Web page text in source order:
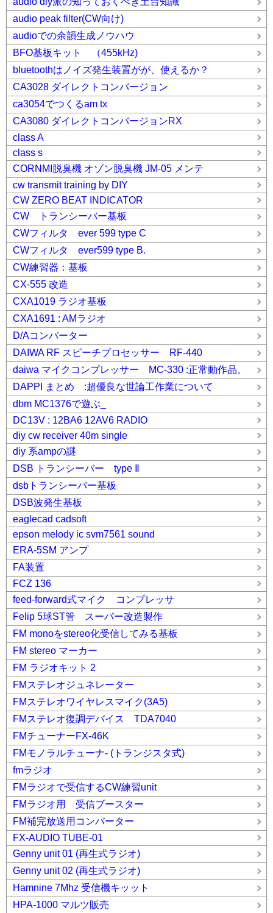
audio peak filter(CW向け)
audioでの余韻生成ノウハウ
BFO基板キット （455kHz)
bluetoothはノイズ発生装置がが、使えるか？
CA3028 ダイレクトコンバージョン
ca3054でつくるam tx
CA3080 ダイレクトコンバージョンRX
class A
class s
CORNMI脱臭機 オゾン脱臭機 JM-05 メンテ
cw transmit training by DIY
CW ZERO BEAT INDICATOR
CW トランシーバー基板
CWフィルタ ever 599 type C
CWフィルタ ever599 type B.
CW練習器：基板
CX-555 改造
CXA1019 ラジオ基板
CXA1691 : AMラジオ
D/Aコンバーター
DAIWA RF スピーチプロセッサー RF-440
daiwa マイクコンプレッサー MC-330 :正常動作品。
DAPPI まとめ :超優良な世論工作業について
dbm MC1376で遊ぶ_
DC13V : 12BA6 12AV6 RADIO
diy cw receiver 40m single
diy 系ampの謎
DSB トランシーバー type Ⅱ
dsbトランシーバー基板
DSB波発生基板
eaglecad cadsoft
epson melody ic svm7561 sound
ERA-5SM アンプ
FA装置
FCZ 136
feed-forward式マイク コンプレッサ
Felip 5球ST管 スーパー改造製作
FM monoをstereo化受信してみる基板
FM stereo マーカー
FM ラジオキット 2
FMステレオジュネレーター
FMステレオワイヤレスマイク(3A5)
FMステレオ復調デバイス TDA7040
FMチューナーFX-46K
FMモノラルチューナ- (トランジスタ式)
fmラジオ
FMラジオで受信するCW練習unit
FMラジオ用 受信ブースター
FM補完放送用コンバーター
FX-AUDIO TUBE-01
Genny unit 01 (再生式ラジオ)
Genny unit 02 (再生式ラジオ)
Hamnine 7Mhz 受信機キッット
HPA-1000 マルツ販売